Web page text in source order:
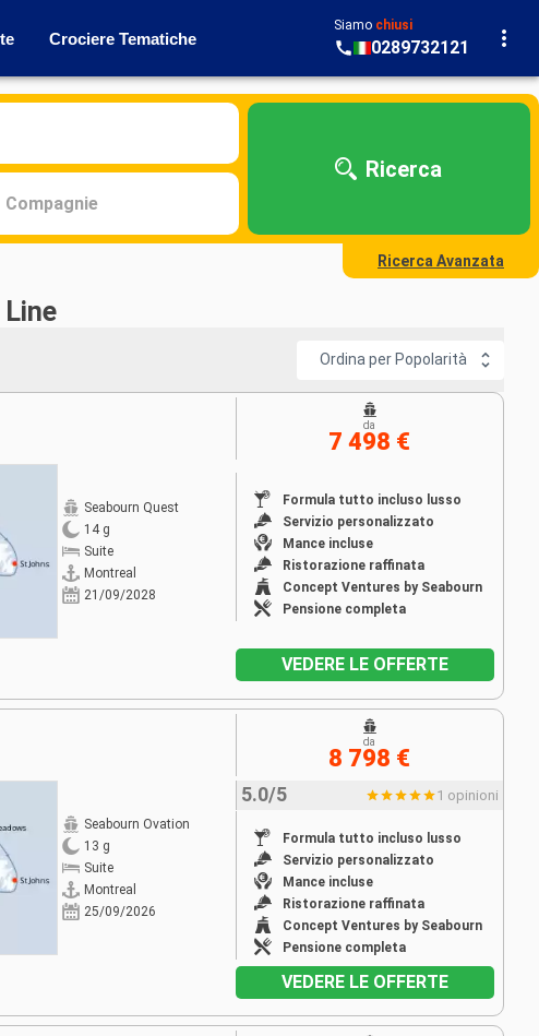
Crociere Tematiche
Siamo chiusi
0289732121
Compagnie
Ricerca
Ricerca Avanzata
Ordina per Popolarità
Seabourn Quest
14 g
Suite
Montreal
21/09/2028
Formula tutto incluso lusso
Servizio personalizzato
Mance incluse
Ristorazione raffinata
Concept Ventures by Seabourn
Pensione completa
da
7 498 €
VEDERE LE OFFERTE
Seabourn Ovation
13 g
Suite
Montreal
25/09/2026
5.0/5 1 opinioni
Formula tutto incluso lusso
Servizio personalizzato
Mance incluse
Ristorazione raffinata
Concept Ventures by Seabourn
Pensione completa
da
8 798 €
VEDERE LE OFFERTE